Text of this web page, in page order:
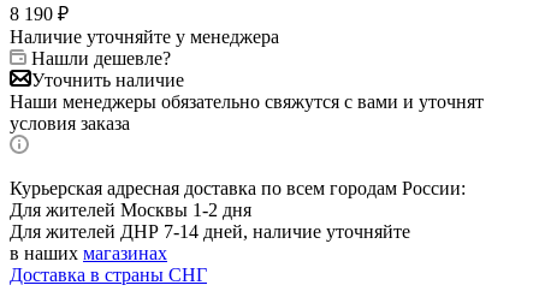
8 190 ₽
Наличие уточняйте у менеджера
Нашли дешевле?
Уточнить наличие
Наши менеджеры обязательно свяжутся с вами и уточнят
условия заказа
Курьерская адресная доставка по всем городам России:
Для жителей Москвы 1-2 дня
Для жителей ДНР 7-14 дней, наличие уточняйте
в наших магазинах
Доставка в страны СНГ